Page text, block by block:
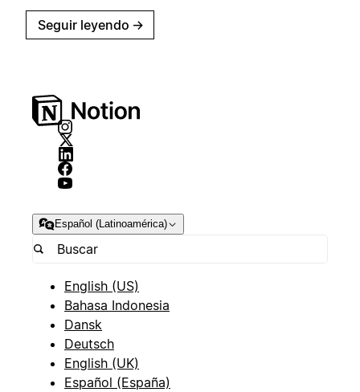
Seguir leyendo →
Español (Latinoamérica)
English (US)
Bahasa Indonesia
Dansk
Deutsch
English (UK)
Español (España)